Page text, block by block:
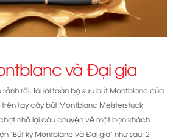
và Đại gia
rảnh rỗi, Tôi lôi toàn bộ sưu bút Montblanc của
tay cây bút Montblanc Meisterstuck
nhớ lại câu chuyện về một bạn khách
"Bút ký Montblanc và Đại gia" như sau: 2